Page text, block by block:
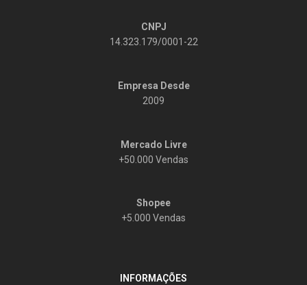
CNPJ
14.323.179/0001-22
Empresa Desde
2009
Mercado Livre
+50.000 Vendas
Shopee
+5.000 Vendas
INFORMAÇÕES